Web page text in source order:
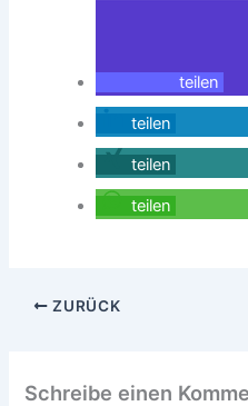
teilen
teilen
teilen
teilen
ZURÜCK
Schreibe einen